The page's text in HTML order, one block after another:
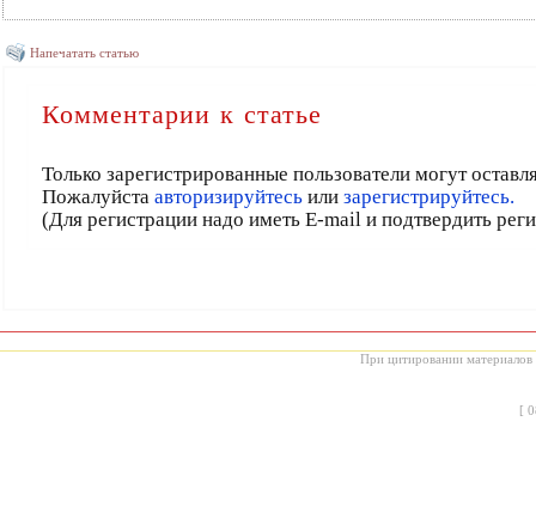
Напечатать статью
Комментарии к статье
Только зарегистрированные пользователи могут
Пожалуйста авторизируйтесьили зарегистрируйтесь.
(Для регистрации надо иметь E-mail и подтвердить
При цитировании материалов
[